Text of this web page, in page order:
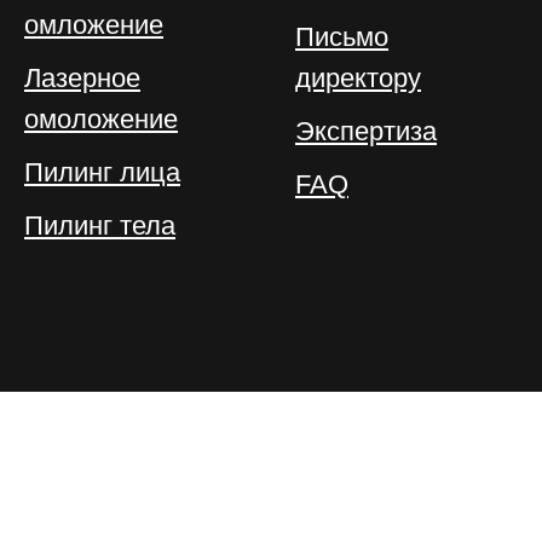
омложение
Лазерное
омоложение
Пилинг лица
Пилинг тела
Письмо
директору
Экспертиза
FAQ